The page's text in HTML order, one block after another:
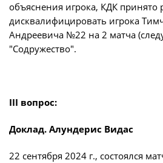
объяснения игрока, КДК принято
дисквалифицировать игрока
Андреевича №22 на 2 матча
"Содружество".
III вопрос:
Доклад. Алундерис Видас
22 сентября 2024 г., состоялся